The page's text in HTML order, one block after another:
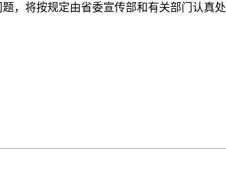
，将按规定由省委宣传部和有关部门认真处